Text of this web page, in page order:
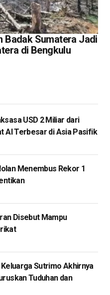
Badak Sumatera Jadi
di Bengkulu
USD 2 Miliar dari
AI Terbesar di Asia Pasifik
Menembus Rekor 1
Disebut Mampu
Sutrimo Akhirnya
Tuduhan dan